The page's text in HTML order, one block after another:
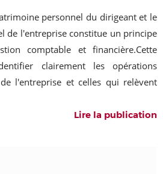
personnel du dirigeant et le
de l'entreprise constitue un principe
comptable et financière.Cette
clairement les opérations
l'entreprise et celles qui relèvent
Lire la publication